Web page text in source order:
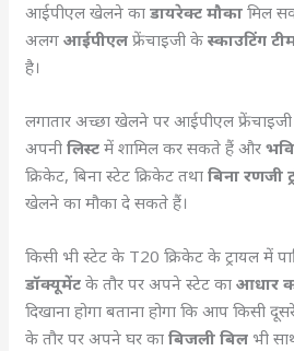
आईपीएल खेलने काडायरेक्ट मौका मिल
अलगआईपीएलफ्रेंचाइजी केस्काउटिंग
है।
लगातार अच्छा खेलने पर आईपीएल
अपनीलिस्टमें शामिल कर सकते हैं और
क्रिकेट, बिना स्टेट क्रिकेट तथाबिना रणजी
खेलने का मौका दे सकते हैं।
किसी भी स्टेट के T20 क्रिकेट के ट्रायल में
डॉक्यूमेंटके तौर पर अपने स्टेट काआधार
दिखाना होगा बताना होगा कि आप किसी
के तौर पर अपने घर काबिजली बिल भी